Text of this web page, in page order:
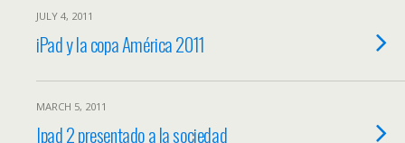
JULY 4, 2011
iPad y la copa América 2011
MARCH 5, 2011
Ipad 2 presentado a la sociedad